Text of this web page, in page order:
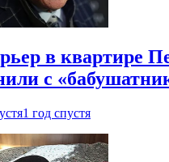
в квартире
с
1 год спустя